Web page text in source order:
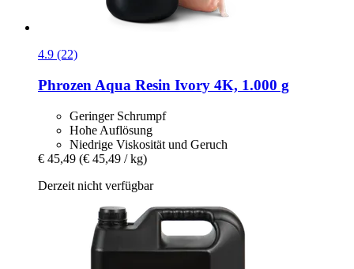
4.9 (22)
Phrozen Aqua Resin Ivory 4K, 1.000 g
Geringer Schrumpf
Hohe Auflösung
Niedrige Viskosität und Geruch
€ 45,49 (€ 45,49 / kg)
Derzeit nicht verfügbar